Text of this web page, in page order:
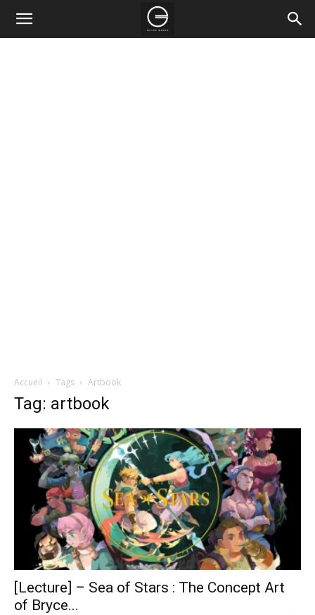
Accueil Tags Artbook
Tag: artbook
[Lecture] – Sea of Stars : The Concept Art
of Bryce...